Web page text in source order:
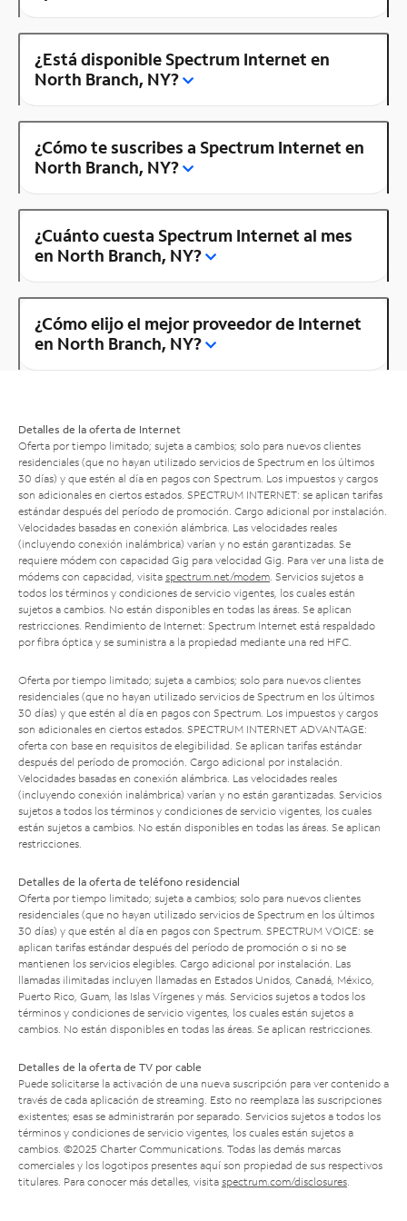
¿Está disponible Spectrum Internet en
North Branch, NY?
¿Cómo te suscribes a Spectrum Internet en
North Branch, NY?
¿Cuánto cuesta Spectrum Internet al mes
en North Branch, NY?
¿Cómo elijo el mejor proveedor de Internet
en North Branch, NY?
Detalles de la oferta de Internet
Oferta por tiempo limitado; sujeta a cambios; solo para nuevos clientes
residenciales (que no hayan utilizado servicios de Spectrum en los últimos
30 días) y que estén al día en pagos con Spectrum. Los impuestos y cargos
son adicionales en ciertos estados. SPECTRUM INTERNET: se aplican tarifas
estándar después del período de promoción. Cargo adicional por instalación.
Velocidades basadas en conexión alámbrica. Las velocidades reales
(incluyendo conexión inalámbrica) varían y no están garantizadas. Se
requiere módem con capacidad Gig para velocidad Gig. Para ver una lista de
módems con capacidad, visita spectrum.net/modem . Servicios sujetos a
todos los términos y condiciones de servicio vigentes, los cuales están
sujetos a cambios. No están disponibles en todas las áreas. Se aplican
restricciones. Rendimiento de Internet: Spectrum Internet está respaldado
por fibra óptica y se suministra a la propiedad mediante una red HFC.
Oferta por tiempo limitado; sujeta a cambios; solo para nuevos clientes
residenciales (que no hayan utilizado servicios de Spectrum en los últimos
30 días) y que estén al día en pagos con Spectrum. Los impuestos y cargos
son adicionales en ciertos estados. SPECTRUM INTERNET ADVANTAGE:
oferta con base en requisitos de elegibilidad. Se aplican tarifas estándar
después del período de promoción. Cargo adicional por instalación.
Velocidades basadas en conexión alámbrica. Las velocidades reales
(incluyendo conexión inalámbrica) varían y no están garantizadas. Servicios
sujetos a todos los términos y condiciones de servicio vigentes, los cuales
están sujetos a cambios. No están disponibles en todas las áreas. Se aplican
restricciones.
Detalles de la oferta de teléfono residencial
Oferta por tiempo limitado; sujeta a cambios; solo para nuevos clientes
residenciales (que no hayan utilizado servicios de Spectrum en los últimos
30 días) y que estén al día en pagos con Spectrum. SPECTRUM VOICE: se
aplican tarifas estándar después del período de promoción o si no se
mantienen los servicios elegibles. Cargo adicional por instalación. Las
llamadas ilimitadas incluyen llamadas en Estados Unidos, Canadá, México,
Puerto Rico, Guam, las Islas Vírgenes y más. Servicios sujetos a todos los
términos y condiciones de servicio vigentes, los cuales están sujetos a
cambios. No están disponibles en todas las áreas. Se aplican restricciones.
Detalles de la oferta de TV por cable
Puede solicitarse la activación de una nueva suscripción para ver contenido a
través de cada aplicación de streaming. Esto no reemplaza las suscripciones
existentes; esas se administrarán por separado. Servicios sujetos a todos los
términos y condiciones de servicio vigentes, los cuales están sujetos a
cambios. ©2025 Charter Communications. Todas las demás marcas
comerciales y los logotipos presentes aquí son propiedad de sus respectivos
titulares. Para conocer más detalles, visita spectrum.com/disclosures